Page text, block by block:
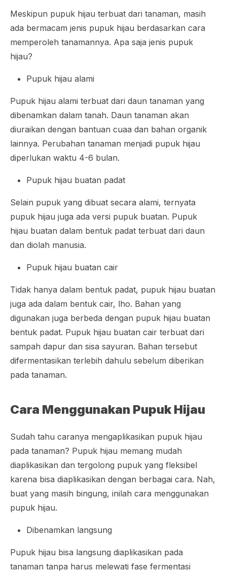
Meskipun pupuk hijau terbuat dari tanaman, masih
ada bermacam jenis pupuk hijau berdasarkan cara
memperoleh tanamannya. Apa saja jenis pupuk
hijau?
Pupuk hijau alami
Pupuk hijau alami terbuat dari daun tanaman yang
dibenamkan dalam tanah. Daun tanaman akan
diuraikan dengan bantuan cuaa dan bahan organik
lainnya. Perubahan tanaman menjadi pupuk hijau
diperlukan waktu 4-6 bulan.
Pupuk hijau buatan padat
Selain pupuk yang dibuat secara alami, ternyata
pupuk hijau juga ada versi pupuk buatan. Pupuk
hijau buatan dalam bentuk padat terbuat dari daun
dan diolah manusia.
Pupuk hijau buatan cair
Tidak hanya dalam bentuk padat, pupuk hijau buatan
juga ada dalam bentuk cair, lho. Bahan yang
digunakan juga berbeda dengan pupuk hijau buatan
bentuk padat. Pupuk hijau buatan cair terbuat dari
sampah dapur dan sisa sayuran. Bahan tersebut
difermentasikan terlebih dahulu sebelum diberikan
pada tanaman.
Cara Menggunakan Pupuk Hijau
Sudah tahu caranya mengaplikasikan pupuk hijau
pada tanaman? Pupuk hijau memang mudah
diaplikasikan dan tergolong pupuk yang fleksibel
karena bisa diaplikasikan dengan berbagai cara. Nah,
buat yang masih bingung, inilah cara menggunakan
pupuk hijau.
Dibenamkan langsung
Pupuk hijau bisa langsung diaplikasikan pada
tanaman tanpa harus melewati fase fermentasi